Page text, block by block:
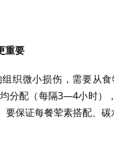
重要
织微小损伤，需要从
分配（每隔3—4小时
保证每餐荤素搭配、